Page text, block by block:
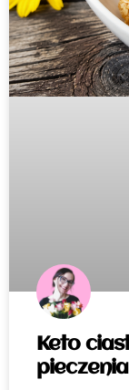
Keto
pieczenia